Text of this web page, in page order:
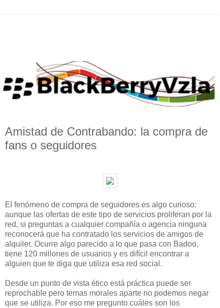
Amistad de Contrabando: la compra de
fans o seguidores
El fenómeno de compra de seguidores es algo curioso:
aunque las ofertas de este tipo de servicios proliferan por la
red, si preguntas a cualquier compañía o agencia ninguna
reconocerá que ha contratado los servicios de amigos de
alquiler. Ocurre algo parecido a lo que pasa con Badoo,
tiene 120 millones de usuarios y es difícil encontrar a
alguien que te diga que utiliza esa red social.
Desde un punto de vista ético está práctica puede ser
reprochable pero temas morales aparte no podemos negar
que se utiliza. Por eso me pregunto cuáles son los